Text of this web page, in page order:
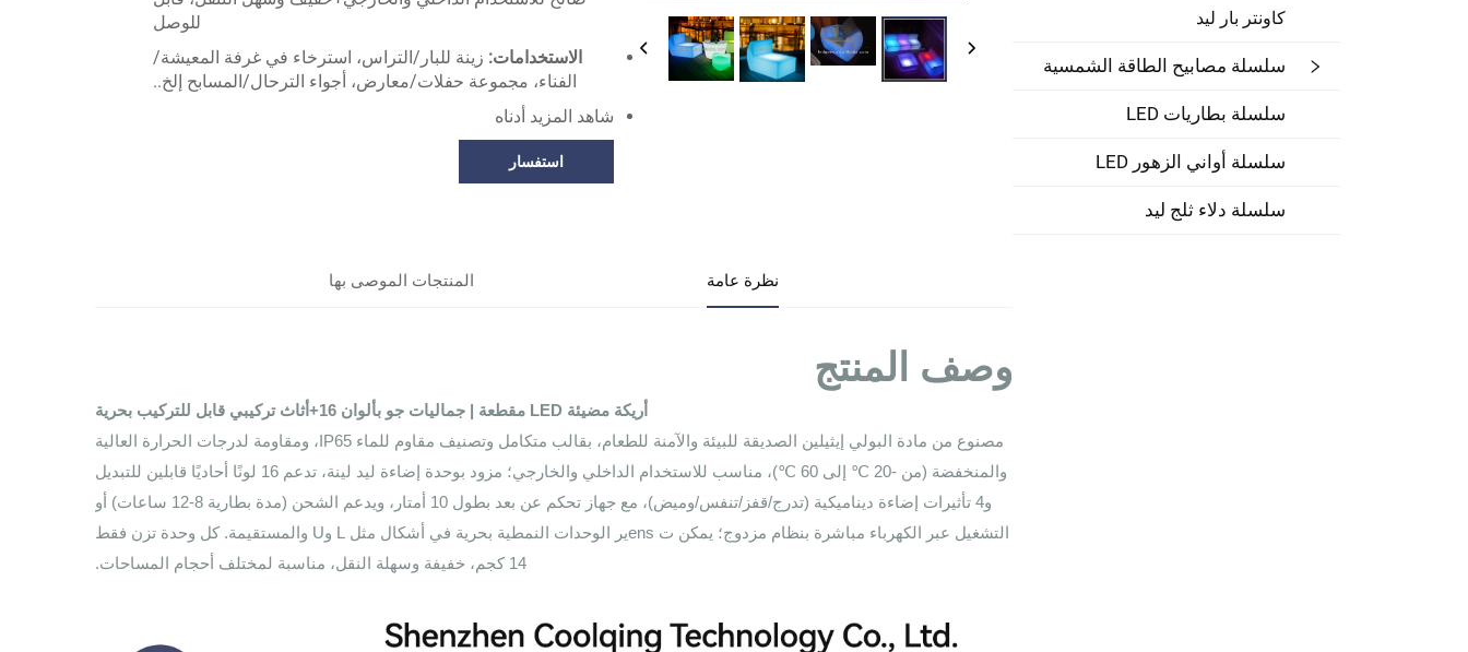
كاونتر بار ليد
سلسلة مصابيح الطاقة الشمسية
سلسلة بطاريات LED
سلسلة أواني الزهور LED
سلسلة دلاء ثلج ليد
للوصل
الاستخدامات: زينة للبار/التراس، استرخاء في غرفة المعيشة/
الفناء، مجموعة حفلات/معارض، أجواء الترحال/المسابح إلخ..
شاهد المزيد أدناه
استفسار
نظرة عامة المنتجات الموصى بها
وصف المنتج
أريكة مضيئة LED مقطعة | جماليات جو بألوان 16+أثاث تركيبي قابل للتركيب بحرية
مصنوع من مادة البولي إيثيلين الصديقة للبيئة والآمنة للطعام، بقالب متكامل وتصنيف مقاوم للماء IP65، ومقاومة لدرجات الحرارة العالية
والمنخفضة (من -20 ℃ إلى 60 ℃)، مناسب للاستخدام الداخلي والخارجي؛ مزود بوحدة إضاءة ليد لينة، تدعم 16 لونًا أحاديًا قابلين للتبديل
و4 تأثيرات إضاءة ديناميكية (تدرج/قفز/تنفس/وميض)، مع جهاز تحكم عن بعد بطول 10 أمتار، ويدعم الشحن (مدة بطارية 8-12 ساعات) أو
التشغيل عبر الكهرباء مباشرة بنظام مزدوج؛ يمكن ت ensير الوحدات النمطية بحرية في أشكال مثل L وU والمستقيمة. كل وحدة تزن فقط
14 كجم، خفيفة وسهلة النقل، مناسبة لمختلف أحجام المساحات.